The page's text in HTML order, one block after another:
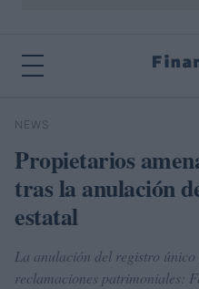
Buscar
NEWS
Propietarios
tras la anulación
estatal
La anulación del registro
reclamaciones patrimoniales: